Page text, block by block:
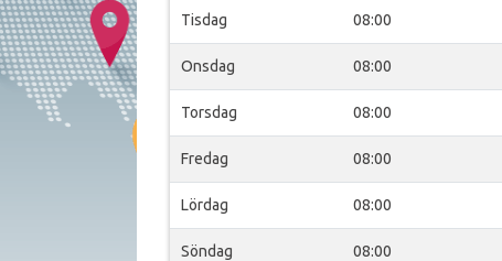
Tisdag 08:00
Onsdag 08:00
Torsdag 08:00
Fredag 08:00
Lördag 08:00
Söndag 08:00